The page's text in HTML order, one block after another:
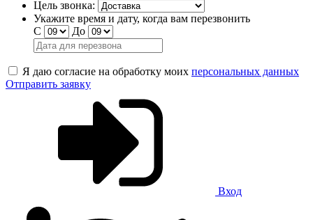
Цель звонка:
Укажите время и дату, когда вам перезвонить
С
До
Я даю согласие на обработку моих персональных данных
Отправить заявку
Вход